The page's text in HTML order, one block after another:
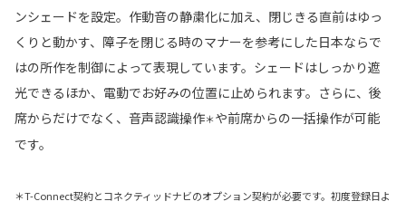
ンシェードを設定。作動音の静粛化に加え、閉じきる直前はゆっ
くりと動かす、障子を閉じる時のマナーを参考にした日本ならで
はの所作を制御によって表現しています。シェードはしっかり遮
光できるほか、電動でお好みの位置に止められます。さらに、後
席からだけでなく、音声認識操作＊や前席からの一括操作が可能
です。
＊T-Connect契約とコネクティッドナビのオプション契約が必要です。初度登録日よ